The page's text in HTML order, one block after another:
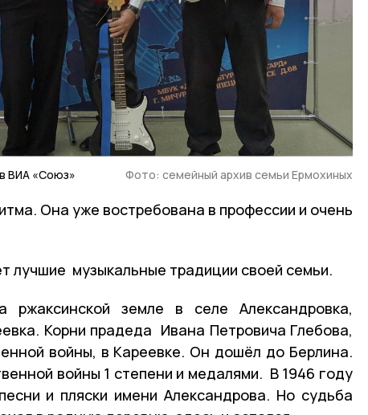
ВИА «Союз» Фото: семейный архив семьи Ермохиных
Она уже востребована в профессии и очень
лучшие музыкальные традиции своей семьи.
земле в селе Александровка,
Корни прадеда Ивана Петровича Глебова,
войны, в Кареевке. Он дошёл до Берлина.
войны 1 степени и медалями. В 1946 году
и пляски имени Александрова. Но судьба